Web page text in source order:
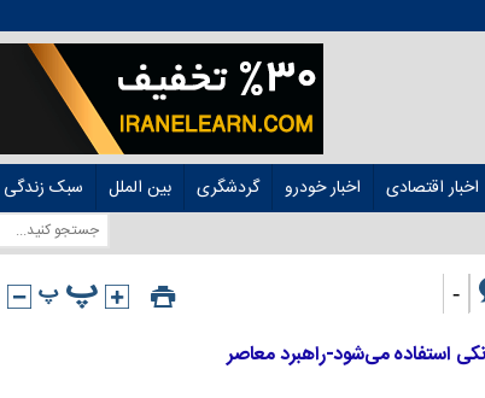
اخبار اقتصادی اخبار خودرو گردشگری بین الملل سبک زندگی
-
استفاده می‌شود-راهبرد معاصر